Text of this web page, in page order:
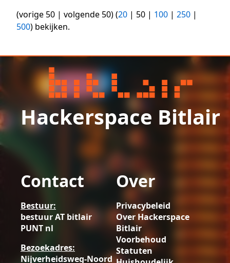
(vorige 50 | volgende 50) (20 | 50 | 100 | 250 |
500) bekijken.
Hackerspace Bitlair
Contact
Bestuur:
bestuur AT bitlair
PUNT nl
Bezoekadres:
Nijverheidsweg-Noord
Over
Privacybeleid
Over Hackerspace
Bitlair
Voorbehoud
Statuten